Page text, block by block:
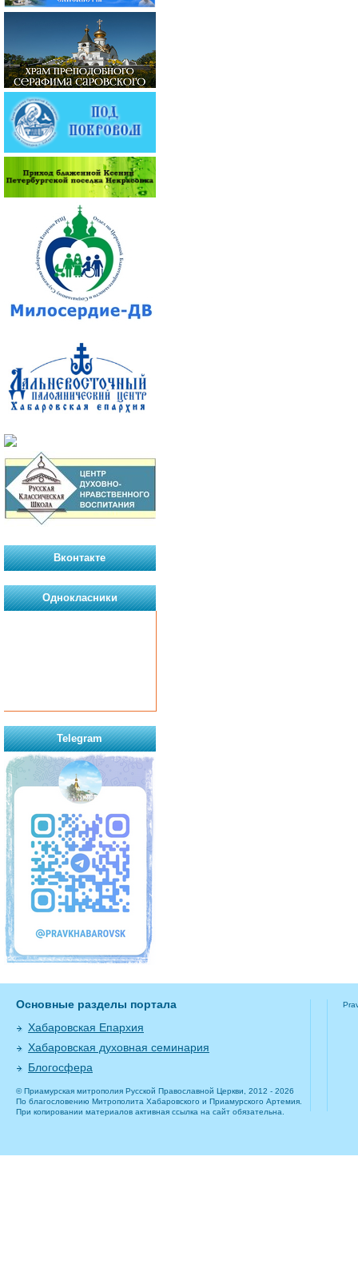
Вконтакте
Однокласники
Telegram
Основные разделы портала
Хабаровская Епархия
Хабаровская духовная семинария
Блогосфера
© Приамурская митрополия Русской Православной Церкви, 2012 - 2026
По благословению Митрополита Хабаровского и Приамурского Артемия.
При копировании материалов активная ссылка на сайт обязательна.